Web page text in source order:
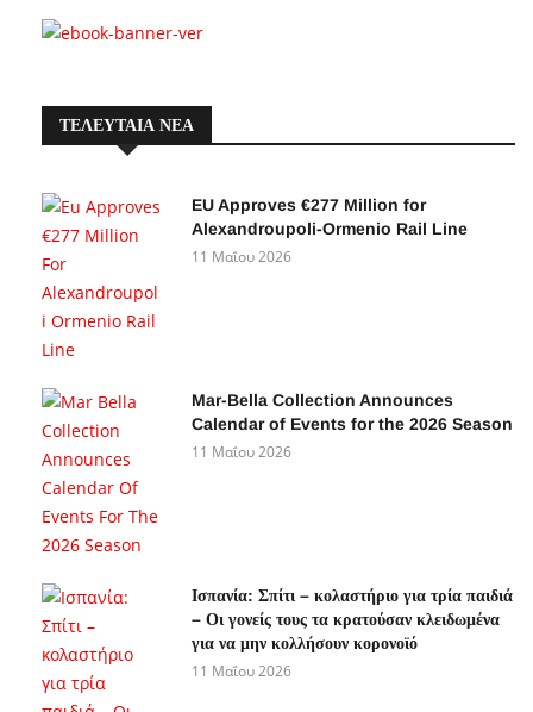
ΤΕΛΕΥΤΑΙΑ ΝΕΑ
EU Approves €277 Million for
Alexandroupoli-Ormenio Rail Line
11 Μαΐου 2026
Mar-Bella Collection Announces
Calendar of Events for the 2026 Season
11 Μαΐου 2026
Ισπανία: Σπίτι – κολαστήριο για τρία παιδιά
– Οι γονείς τους τα κρατούσαν κλειδωμένα
για να μην κολλήσουν κορονοϊό
11 Μαΐου 2026